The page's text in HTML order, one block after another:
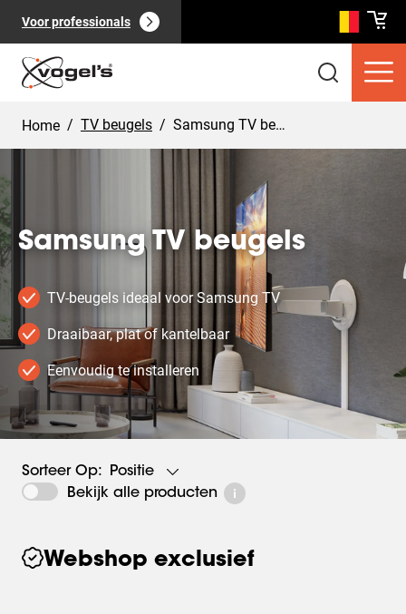
Voor professionals
Consumentenproducten (0): Bekijk alles
Pagina's(0):
Home / TV beugels / Samsung TV beugels
Samsung TV beugels
TV-beugels ideaal voor Samsung TV
Draaibaar, plat of kantelbaar
Eenvoudig te installeren
Sorteer Op:
Positie
Bekijk alle producten
Webshop exclusief